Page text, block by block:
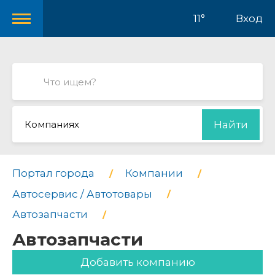
11° Вход
Компаниях Найти
Портал города
Компании
Автосервис / Автотовары
Автозапчасти
Автозапчасти
Добавить компанию